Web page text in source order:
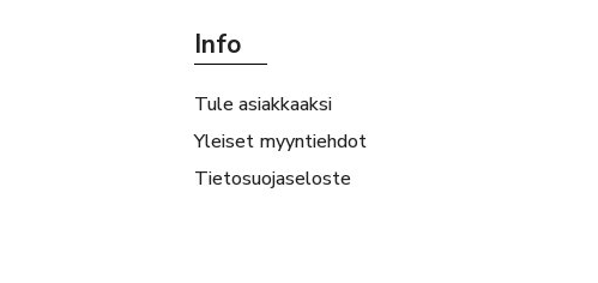
Info
Tule asiakkaaksi
Yleiset myyntiehdot
Tietosuojaseloste